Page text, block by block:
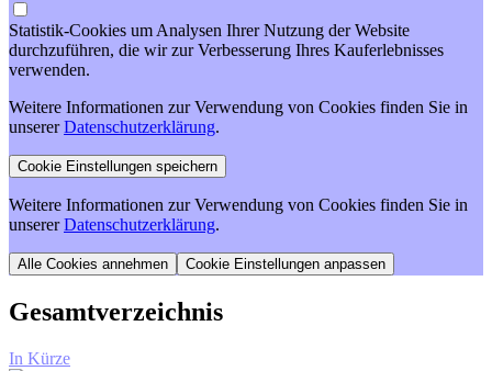
Statistik-Cookies um Analysen Ihrer Nutzung der Website
durchzuführen, die wir zur Verbesserung Ihres Kauferlebnisses
verwenden.
Weitere Informationen zur Verwendung von Cookies finden Sie in
unsererDatenschutzerklärung.
Weitere Informationen zur Verwendung von Cookies finden Sie in
unsererDatenschutzerklärung.
Cookie Einstellungen anpassen
Gesamtverzeichnis
In Kürze